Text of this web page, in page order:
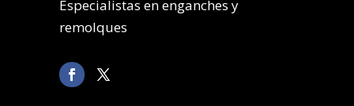
Especialistas en enganches y
remolques